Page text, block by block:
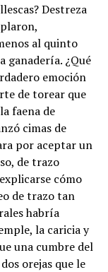
Destreza
al quinto
ganadería. ¿Qué
emoción
de torear que
faena de
cimas de
por aceptar un
de trazo
cómo
de trazo tan
habría
la caricia y
una cumbre del
orejas que le